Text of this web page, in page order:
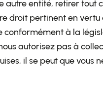
autre entité, retirer tout
droit pertinent en vertu
conformément à la
autorisez pas à
il se peut que vous